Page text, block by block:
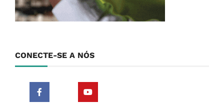
CONECTE-SE A NÓS